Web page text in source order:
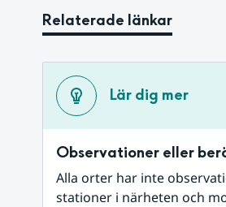
Relaterade länkar
Lär dig mer
Observationer eller
Alla orter har inte
stationer i närheten och